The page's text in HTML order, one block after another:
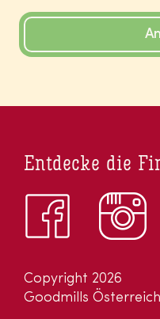
Copyright 2026
Goodmills
Entdecke die